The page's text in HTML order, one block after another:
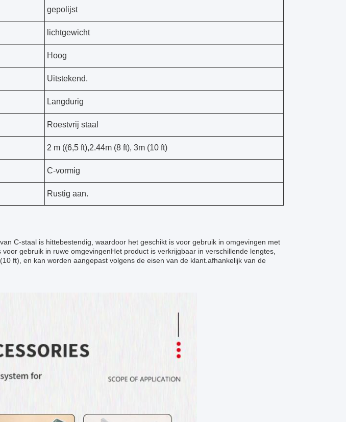
gepolijst
lichtgewicht
Hoog
Uitstekend.
Langdurig
Roestvrij staal
2 m ((6,5 ft),2.44m (8 ft), 3m (10 ft)
C-vormig
Rustig aan.
C-staal is hittebestendig, waardoor het geschikt is voor gebruik in omgevingen met
gebruik in ruwe omgevingenHet product is verkrijgbaar in verschillende lengtes,
ft), en kan worden aangepast volgens de eisen van de klant.afhankelijk van de